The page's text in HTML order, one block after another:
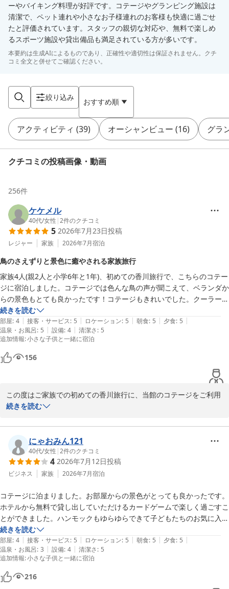
ーやバイキング料理が好評です。コテージやグランピング施設は
清潔で、ペット連れや小さなお子様連れのお客様も快適に過ごせ
たと評価されています。スタッフの親切な対応や、無料で楽しめ
るスポーツ施設や貸出備品も満足されている方が多いです。
本要約は生成AIによるものであり、正確性や適切性は保証されません。クチ
コミ全文と併せてご確認ください。
絞り込み おすすめ順
アクティビティ (39) オーシャンビュー (16) グラ
クチコミの投稿画像・動画
256件
ケケメル
40代/女性 |2件のクチコミ
5 2026年7月23日投稿
レジャー 家族 2026年7月宿泊
鳥のさえずりと景色に癒やされる家族旅行
家族4人(親2人と小学6年と1年)、初めての香川旅行で、こちらのコテー
ジに宿泊しました。コテージでは色んな鳥の声が聞こえて、ベランダか
らの景色もとても良かったです！コテージもきれいでした。クーラーが
古そうだったので、大丈夫かな？と思いましたが、涼しく過ごせました
✨️
プライベートビーチはとてもこじんまりしてましたが、海が初めての子
供がいたので、少し泳ぐにはちょうどいい広さでした🏊‍♂️
晩ご飯は、居食屋うましのさんでいただきました。本当にどれも美味し
くて、食べきれないくらい盛りだくさんの量でした。(残してしまって
申し訳ないです💦)
朝ご飯は、レストランケープさんでバイキング、色々あってこちらも美
感じになってあんまり味がしなかったのが残念でした😂
チェックアウト後も、ジョイスポを無料で楽しめました。
家族でいい思い出になりました！ありがとうございました。
続きを読む
部屋: 4 | 接客・サービス: 5 | ロケーション: 5 | 朝食: 5 | 夕食: 5 |
温泉・お風呂: 5 | 設備: 4 | 清潔さ: 5
追加情報:小さな子供と一緒に宿泊
156
この度はご家族での初めての香川旅行に、当館のコテージをご利用
いただき誠にありがとうございました。また、ご多幸あふれるご滞
鳥のさえずりやベランダからの景観、そしてコテージで快適にお過
ごしいただけたご様子を伺い、大変嬉しく拝読いたしました。（エ
アコンにつきましてはご不安をおかけいたしましたが、涼しくお過
ごしいただけて安心いたしました！）
また、お子様の記念すべき「海デビュー」の場として当館のプライ
ベートビーチがお役に立てたこと、とても光栄に思います。波の静
かなこじんまりとしたビーチですので、小さなお子様にも安心して
海と触れ合っていただけたようで何よりでございます。
ご夕食の「居食屋うましの」では、お料理をお気に召していただけ
て大変嬉しく存じます。ボリュームにつきまして「残してしまって
申し訳ない」とのお気遣いをいただいておりますが、どうぞお気に
なさらないでくださいね。ご家族でお腹いっぱい味わっていただけ
続きを読む
にゃおみん121
40代/女性 |2件のクチコミ
4 2026年7月12日投稿
ビジネス 家族 2026年7月宿泊
コテージに泊まりました。お部屋からの景色がとっても良かったです。
ホテルから無料で貸し出していただけるカードゲームで楽しく過ごすこ
とができました。ハンモックもゆらゆらできて子どもたちのお気に入り
でした。
朝は鳥の鳴き声で起きて1日が始まり、気持ちがよかったです。
お料理は朝夕食はバイキングで、どのお料理も美味しかったです。子ど
もは朝のうどん作りが楽しかったようです。
スタッフさんたちが皆さん親切で、家族写真を撮ってくださったり、笑
顔で挨拶してくださったり、とても気持ちよかったです。
続きを読む
部屋: 4 | 接客・サービス: 5 | ロケーション: 5 | 朝食: 5 | 夕食: 5 |
温泉・お風呂: 3 | 設備: 4 | 清潔さ: 5
追加情報:小さな子供と一緒に宿泊
216